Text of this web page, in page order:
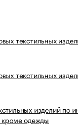
текстильных
текстильных
изделий по
кроме одежды